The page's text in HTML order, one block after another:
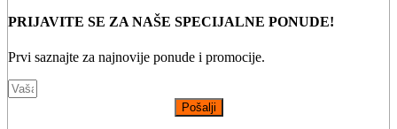
PRIJAVITE SE ZA NAŠE SPECIJALNE PONUDE!
Prvi saznajte za najnovije ponude i promocije.
Pošalji